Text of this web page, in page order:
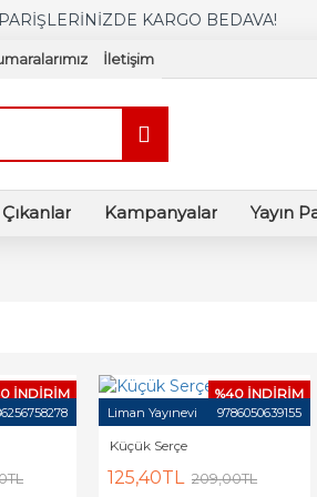
KARGO BEDAVA!
İletişim
Kampanyalar Yayın
İNDİRİM %40 İNDİRİM
Liman Yayınevi 9786050639155
Küçük Serçe
125,40TL 209,00TL